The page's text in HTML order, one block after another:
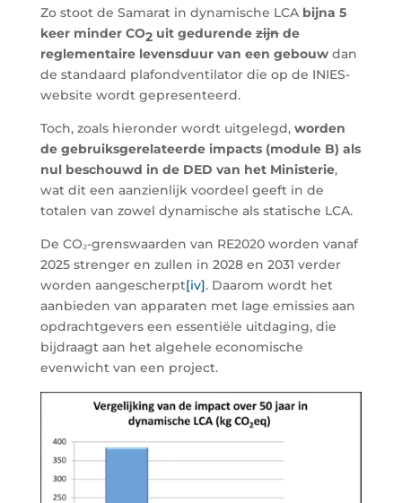
Zo stoot de Samarat in dynamische LCA bijna 5
keer minder CO2uit gedurendezijnde
reglementaire levensduur van een gebouwdan
de standaard plafondventilator die op de INIES-
website wordt gepresenteerd.
Toch, zoals hieronder wordt uitgelegd, worden
de gebruiksgerelateerde impacts (module B) als
nul beschouwd in de DED van het Ministerie,
wat dit een aanzienlijk voordeel geeft in de
totalen van zowel dynamische als statische LCA.
De CO₂-grenswaarden van RE2020 worden vanaf
2025 strenger en zullen in 2028 en 2031 verder
worden aangescherpt[iv]. Daarom wordt het
aanbieden van apparaten met lage emissies aan
opdrachtgevers een essentiële uitdaging, die
bijdraagt aan het algehele economische
evenwicht van een project.